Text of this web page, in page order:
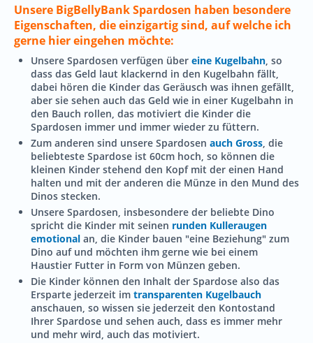
Unsere BigBellyBank Spardosen haben besondere
Eigenschaften, die einzigartig sind, auf welche ich
gerne hier eingehen möchte:
Unsere Spardosen verfügen über eine Kugelbahn, so
dass das Geld laut klackernd in den Kugelbahn fällt,
dabei hören die Kinder das Geräusch was ihnen gefällt,
aber sie sehen auch das Geld wie in einer Kugelbahn in
den Bauch rollen, das motiviert die Kinder die
Spardosen immer und immer wieder zu füttern.
Zum anderen sind unsere Spardosen auch Gross, die
beliebteste Spardose ist 60cm hoch, so können die
kleinen Kinder stehend den Kopf mit der einen Hand
halten und mit der anderen die Münze in den Mund des
Dinos stecken.
Unsere Spardosen, insbesondere der beliebte Dino
spricht die Kinder mit seinen runden Kulleraugen
emotional an, die Kinder bauen "eine Beziehung" zum
Dino auf und möchten ihm gerne wie bei einem
Haustier Futter in Form von Münzen geben.
Die Kinder können den Inhalt der Spardose also das
Ersparte jederzeit im transparenten Kugelbauch
anschauen, so wissen sie jederzeit den Kontostand
Ihrer Spardose und sehen auch, dass es immer mehr
und mehr wird, auch das motiviert.